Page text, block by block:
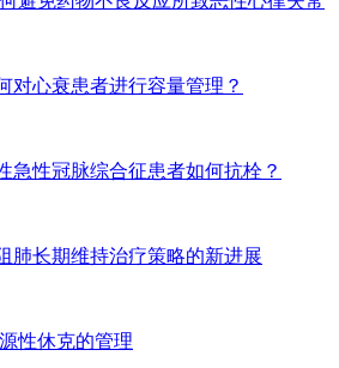
对心衰患者进行容量管理？
急性冠脉综合征患者如何抗栓？
肺长期维持治疗策略的新进展
性休克的管理